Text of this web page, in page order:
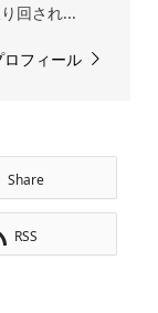
回され...
ロフィール
Share
RSS